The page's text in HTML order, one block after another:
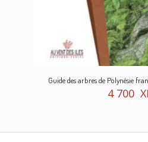
Guide des arbres de Polynésie
4 700